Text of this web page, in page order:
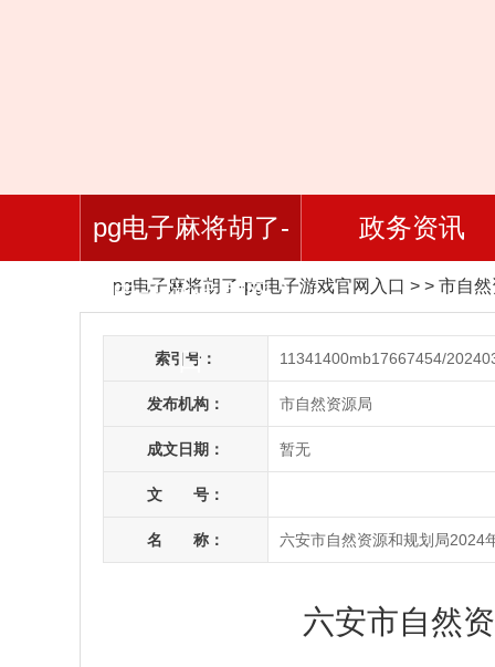
pg电子麻将胡了-
pg电子游戏官网入
口
政务资讯
pg电子麻将胡了-pg电子游戏官网入口 > > 市自
索引号： 11341400mb17667454/
发布机构： 市自然资源局
成文日期： 暂无
文 号：
名 称： 六安市自然资源和规划局2024
六安市自然